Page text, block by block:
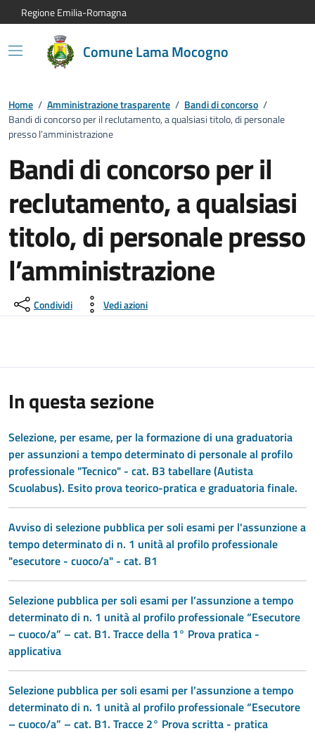
Vai al contenuto principale
Vai alla navigazione del sito
Vai al piede di pagina
Regione Emilia-Romagna
Comune Lama Mocogno
Home / Amministrazione trasparente / Bandi di concorso /
Bandi di concorso per il reclutamento, a qualsiasi titolo, di personale
presso l’amministrazione
Bandi di concorso per il
reclutamento, a qualsiasi
titolo, di personale presso
l’amministrazione
Condividi Vedi azioni
In questa sezione
Selezione, per esame, per la formazione di una graduatoria
per assunzioni a tempo determinato di personale al profilo
professionale "Tecnico" - cat. B3 tabellare (Autista
Scuolabus). Esito prova teorico-pratica e graduatoria finale.
Avviso di selezione pubblica per soli esami per l'assunzione a
tempo determinato di n. 1 unità al profilo professionale
"esecutore - cuoco/a" - cat. B1
Selezione pubblica per soli esami per l’assunzione a tempo
determinato di n. 1 unità al profilo professionale “Esecutore
– cuoco/a” – cat. B1. Tracce della 1° Prova pratica -
applicativa
Selezione pubblica per soli esami per l’assunzione a tempo
determinato di n. 1 unità al profilo professionale “Esecutore
– cuoco/a” – cat. B1. Tracce 2° Prova scritta - pratica